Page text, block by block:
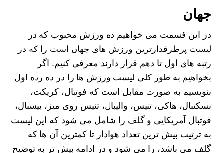
جهان
در این قسمت می خواهیم ده ورزش محبوب که در
لیست پرطرفدارترین ورزش های جهان است را که در
رتبه های اول تا دهم قرار دارند معرفی کنیم. اگر
بخواهیم به طور کلی لیست ورزش ها را در ده رده اول
بنویسیم به صورت مقابل است که فوتبال، کریکت،
بسکتبال، هاکی، تنیس، والیبال، تنیس روی میز، بیسبال،
فوتبال آمریکایی و گلف را شامل می شود که این لیست
به ترتیب بیش ترین تعداد هوادار تا کمترین آن ها که
گلف می باشد، را می شود و در ادامه بیش تر به توضیح